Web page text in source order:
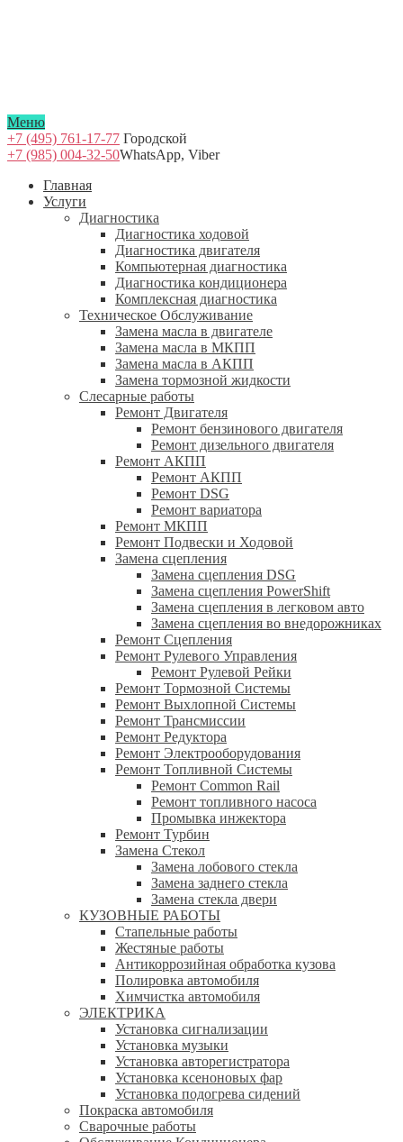
Меню
+7 (495) 761-17-77 Городской
+7 (985) 004-32-50WhatsApp, Viber
Главная
Услуги
Диагностика
Диагностика ходовой
Диагностика двигателя
Компьютерная диагностика
Диагностика кондиционера
Комплексная диагностика
Техническое Обслуживание
Замена масла в двигателе
Замена масла в МКПП
Замена масла в АКПП
Замена тормозной жидкости
Слесарные работы
Ремонт Двигателя
Ремонт бензинового двигателя
Ремонт дизельного двигателя
Ремонт АКПП
Ремонт АКПП
Ремонт DSG
Ремонт вариатора
Ремонт МКПП
Ремонт Подвески и Ходовой
Замена сцепления
Замена сцепления DSG
Замена сцепления PowerShift
Замена сцепления в легковом авто
Замена сцепления во внедорожниках
Ремонт Сцепления
Ремонт Рулевого Управления
Ремонт Рулевой Рейки
Ремонт Тормозной Системы
Ремонт Выхлопной Системы
Ремонт Трансмиссии
Ремонт Редуктора
Ремонт Электрооборудования
Ремонт Топливной Системы
Ремонт Common Rail
Ремонт топливного насоса
Промывка инжектора
Ремонт Турбин
Замена Стекол
Замена лобового стекла
Замена заднего стекла
Замена стекла двери
КУЗОВНЫЕ РАБОТЫ
Стапельные работы
Жестяные работы
Антикоррозийная обработка кузова
Полировка автомобиля
Химчистка автомобиля
ЭЛЕКТРИКА
Установка сигнализации
Установка музыки
Установка авторегистратора
Установка ксеноновых фар
Установка подогрева сидений
Покраска автомобиля
Сварочные работы